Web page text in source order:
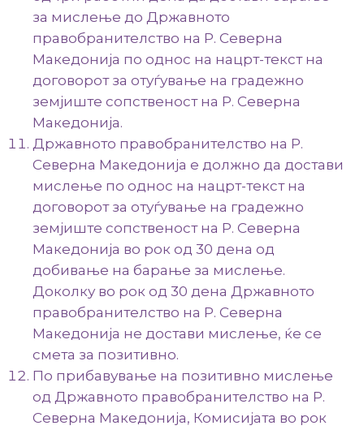
за мислење до Државното
правобранителство на Р. Северна
Македонија по однос на нацрт-текст на
договорот за отуѓување на градежно
земјиште сопственост на Р. Северна
Македонија.
Државното правобранителство на Р.
Северна Македонија е должно да достави
мислење по однос на нацрт-текст на
договорот за отуѓување на градежно
земјиште сопственост на Р. Северна
Македонија во рок од 30 дена од
добивање на барање за мислење.
Доколку во рок од 30 дена Државното
правобранителство на Р. Северна
Македонија не достави мислење, ќе се
смета за позитивно.
По прибавување на позитивно мислење
од Државното правобранителство на Р.
Северна Македонија, Комисијата во рок